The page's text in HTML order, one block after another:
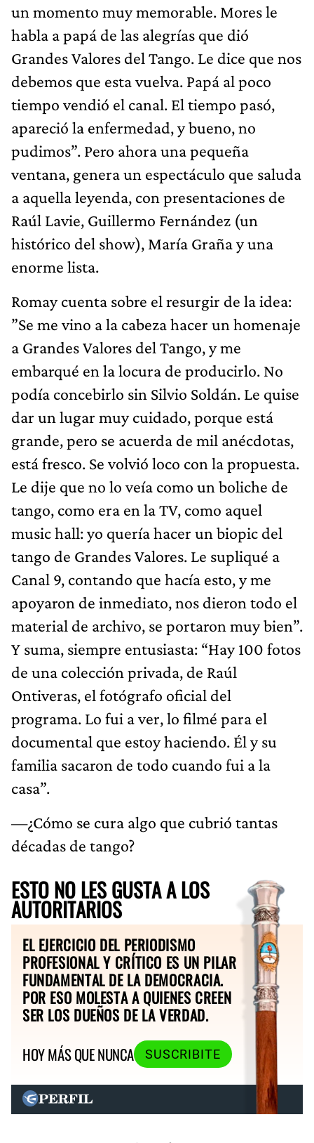
un momento muy memorable. Mores le
habla a papá de las alegrías que dió
Grandes Valores del Tango. Le dice que nos
debemos que esta vuelva. Papá al poco
tiempo vendió el canal. El tiempo pasó,
apareció la enfermedad, y bueno, no
pudimos”. Pero ahora una pequeña
ventana, genera un espectáculo que saluda
a aquella leyenda, con presentaciones de
Raúl Lavie, Guillermo Fernández (un
histórico del show), María Graña y una
enorme lista.
Romay cuenta sobre el resurgir de la idea:
”Se me vino a la cabeza hacer un homenaje
a Grandes Valores del Tango, y me
embarqué en la locura de producirlo. No
podía concebirlo sin Silvio Soldán. Le quise
dar un lugar muy cuidado, porque está
grande, pero se acuerda de mil anécdotas,
está fresco. Se volvió loco con la propuesta.
Le dije que no lo veía como un boliche de
tango, como era en la TV, como aquel
music hall: yo quería hacer un biopic del
tango de Grandes Valores. Le supliqué a
Canal 9, contando que hacía esto, y me
apoyaron de inmediato, nos dieron todo el
material de archivo, se portaron muy bien”.
Y suma, siempre entusiasta: “Hay 100 fotos
de una colección privada, de Raúl
Ontiveras, el fotógrafo oficial del
programa. Lo fui a ver, lo filmé para el
documental que estoy haciendo. Él y su
familia sacaron de todo cuando fui a la
casa”.
—¿Cómo se cura algo que cubrió tantas
décadas de tango?
ESTO NO LES GUSTA A LOS
AUTORITARIOS
EL EJERCICIO DEL PERIODISMO
PROFESIONAL Y CRÍTICO ES UN PILAR
FUNDAMENTAL DE LA DEMOCRACIA.
POR ESO MOLESTA A QUIENES CREEN
SER LOS DUEÑOS DE LA VERDAD.
HOY MÁS QUE NUNCA
SUSCRIBITE